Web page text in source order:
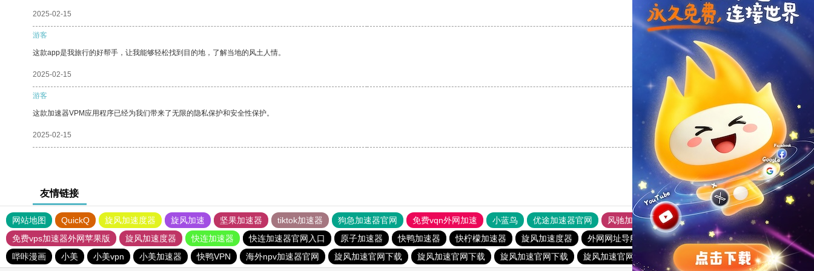
2025-02-15 支持 [0] 反对[0]
游客
这款app是我旅行的好帮手，让我能够轻松找到目的地，了解当地的风土人情。
2025-02-15 支持[0] 反对
游客
这款加速器VPM应用程序已经为我们带来了无限的隐私保护和安全性保护。
2025-02-15 支持[0] 反对[0]
友情链接
网站地图 QuickQ 旋风加速度器 旋风加速 坚果加速器 tiktok加速器 狗急加速器官网 免费vqn外网加速 小蓝鸟 优途加速器官网 风驰加速器
旋风加速器
免费vps加速器外网苹果版
旋风加速度器 快连加速器 快连加速器官网入口 原子加速器 快鸭加速器 快柠檬加速器 旋风加速度器 外网网址导航 软件中心 雷霆加速
狂飙加速器
哔咔漫画
小美 小美vpn 小美加速器 快鸭VPN 海外npv加速器官网 旋风加速官网下载 旋风加速官网下载 旋风加速官网下载 旋风加速官网下载